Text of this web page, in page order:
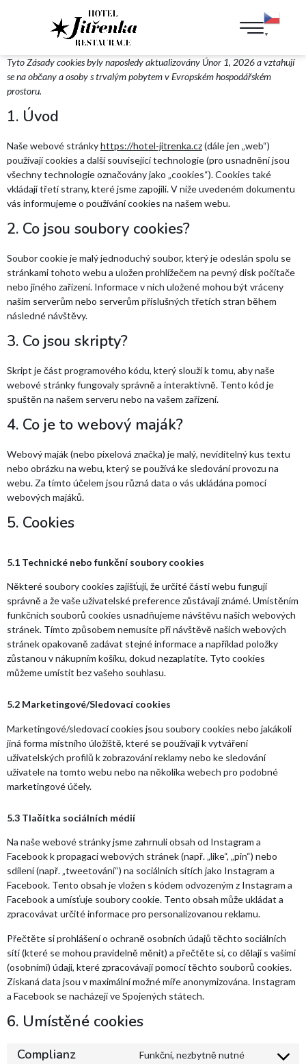
▼
Tyto Zásady cookies byly naposledy aktualizovány Únor 1, 2026 a vztahují
se na občany a osoby s trvalým pobytem v Evropském hospodářském
prostoru.
1. Úvod
Naše webové stránkyhttps://hotel-jitrenka.cz(dále jen „web“)
používají cookies a další související technologie (pro usnadnění jsou
všechny technologie označovány jako „cookies“). Cookies také
vkládají třetí strany, které jsme zapojili. V níže uvedeném dokumentu
vás informujeme o používání cookies na našem webu.
2. Co jsou soubory cookies?
Soubor cookie je malý jednoduchý soubor, který je odeslán spolu se
stránkami tohoto webu a uložen prohlížečem na pevný disk počítače
nebo jiného zařízení. Informace v nich uložené mohou být vráceny
našim serverům nebo serverům příslušných třetích stran během
následné návštěvy.
3. Co jsou skripty?
Skript je část programového kódu, který slouží k tomu, aby naše
webové stránky fungovaly správně a interaktivně. Tento kód je
spuštěn na našem serveru nebo na vašem zařízení.
4. Co je to webový maják?
Webový maják (nebo pixelová značka) je malý, neviditelný kus textu
nebo obrázku na webu, který se používá ke sledování provozu na
webu. Za tímto účelem jsou různá data o vás ukládána pomocí
webových majáků.
5. Cookies
5.1 Technické nebo funkční soubory cookies
Některé soubory cookies zajišťují, že určité části webu fungují
správně a že vaše uživatelské preference zůstávají známé. Umístěním
funkčních souborů cookies usnadňujeme návštěvu našich webových
stránek. Tímto způsobem nemusíte při návštěvě našich webových
stránek opakovaně zadávat stejné informace a například položky
zůstanou v nákupním košíku, dokud nezaplatíte. Tyto cookies
můžeme umístit bez vašeho souhlasu.
5.2 Marketingové/Sledovací cookies
Marketingové/sledovací cookies jsou soubory cookies nebo jakákoli
jiná forma místního úložiště, které se používají k vytváření
uživatelských profilů k zobrazování reklamy nebo ke sledování
uživatele na tomto webu nebo na několika webech pro podobné
marketingové účely.
5.3 Tlačítka sociálních médií
Na naše webové stránky jsme zahrnuli obsah od Instagram a
Facebook k propagaci webových stránek (např. „like“, „pin“) nebo
sdílení (např. „tweetování“) na sociálních sítích jako Instagram a
Facebook. Tento obsah je vložen s kódem odvozeným z Instagram a
Facebook a umísťuje soubory cookie. Tento obsah může ukládat a
zpracovávat určité informace pro personalizovanou reklamu.
Přečtěte si prohlášení o ochraně osobních údajů těchto sociálních
sítí (které se mohou pravidelně měnit) a přečtěte si, co dělají s vašimi
(osobními) údaji, které zpracovávají pomocí těchto souborů cookies.
Získaná data jsou v maximální možné míře anonymizována. Instagram
a Facebook se nacházejí ve Spojených státech.
6. Umístěné cookies
Complianz Funkční, nezbytně nutné